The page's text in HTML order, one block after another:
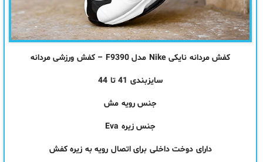
کفش مردانه نایکی Nike مدل F9390 – کفش ورزشی مردانه
سایزبندی 41 تا 44
جنسرویه مش
جنس زیره Eva
دارای دوخت داخلی برای اتصال رویه به زیره کفش